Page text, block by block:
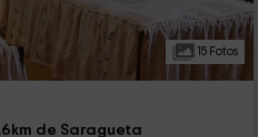
15 Fotos
de Saragueta